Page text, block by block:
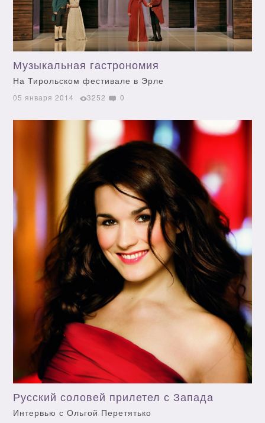
Музыкальная гастрономия
На Тирольском фестивале в Эрле
05 января 2014 3252 0
Русский соловей прилетел с Запада
Интервью с Ольгой Перетятько